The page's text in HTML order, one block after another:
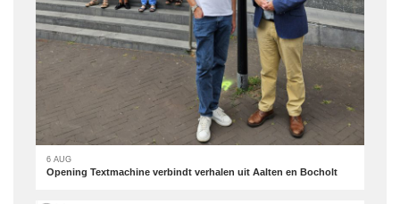
6 AUG
Opening Textmachine verbindt verhalen uit Aalten en Bocholt